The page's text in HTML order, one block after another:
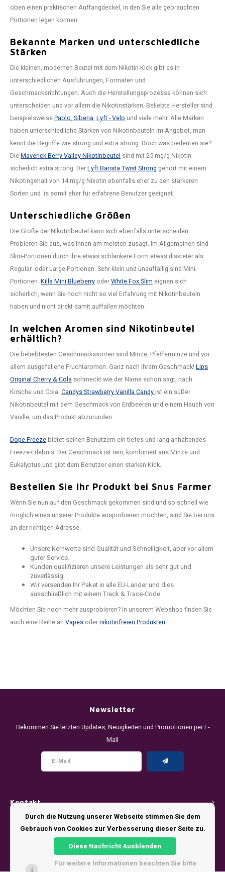
oben einen praktischen Auffangdeckel, in den Sie alle gebrauchten
Portionen legen können.
Bekannte Marken und unterschiedliche
Stärken
Die kleinen, modernen Beutel mit dem Nikotin-Kick gibt es in
unterschiedlichen Ausführungen, Formaten und
Geschmacksrichtungen. Auch die Herstellungsprozesse können sich
unterscheiden und vor allem die Nikotinstärken. Beliebte Hersteller sind
beispielsweisePablo, Siberia, Lyft - Velo und viele mehr. Alle Marken
haben unterschiedliche Stärken von Nikotinbeuteln im Angebot, man
kennt die Begriffe wie strong und extra strong. Doch was bedeuten sie?
DieMaverick Berry Valley Nikotinbeutel sind mit 25 mg/g Nikotin
sicherlich extra strong. DerLyft Barista Twist Strong gehört mit einem
Nikotingehalt von 14 mg/g Nikotin ebenfalls eher zu den stärkeren
Sorten und is somit eher für erfahrene Benutzer geeignet.
Unterschiedliche Größen
Die Größe der Nikotinbeutel kann sich ebenfalls unterscheiden.
Probieren Sie aus, was Ihnen am meisten zusagt. Im Allgemeinen sind
Slim-Portionen durch ihre etwas schlankere Form etwas diskreter als
Regular- oder Large-Portionen. Sehr klein und unauffällig sind Mini-
Portionen. Killa Mini Blueberry oderWhite Fox Slim eignen sich
sicherlich, wenn Sie noch nicht so viel Erfahrung mit Nikotinbeuteln
haben und nicht direkt damit auffallen möchten.
In welchen Aromen sind Nikotinbeutel
erhältlich?
Die beliebtesten Geschmackssorten sind Minze, Pfefferminze und vor
allem ausgefallene Fruchtaromen. Ganz nach Ihrem Geschmack!Lips
Original Cherry & Cola schmeckt wie der Name schon sagt, nach
Kirsche und Cola. Candys Strawberry Vanilla Candyist ein süßer
Nikotinbeutel mit dem Geschmack von Erdbeeren und einem Hauch von
Vanille, um das Produkt abzurunden.
Dope Freezebietet seinen Benutzern ein tiefes und lang anhaltendes
Freeze-Erlebnis. Der Geschmack ist rein, kombiniert aus Minze und
Eukalyptus und gibt dem Benutzer einen starken Kick.
Bestellen Sie Ihr Produkt bei Snus Farmer
Wenn Sie nun auf den Geschmack gekommen sind und so schnell wie
möglich eines unserer Produkte ausprobieren möchten, sind Sie bei uns
an der richtigen Adresse.
Unsere Kernwerte sind Qualität und Schnelligkeit, aber vor allem
guter Service.
Kunden qualifizieren unsere Leistungen als sehr gut und
zuverlässig.
Wir versenden Ihr Paket in alle EU-Länder und dies
ausschließlich mit einem Track & Trace-Code.
Möchten Sie noch mehr ausprobieren? In unserem Webshop finden Sie
auch eine Reihe an Vapes odernikotinfreien Produkten.
Kontakt
Newsletter
Bekommen Sie letzten Updates, Neuigkeiten und Promotionen per E-
Mail
Durch die Nutzung unserer Webseite stimmen Sie dem
Gebrauch von Cookies zur Verbesserung dieser Seite zu.
Diese Nachricht Ausblenden
Für weitere Informationen beachten Sie bitte